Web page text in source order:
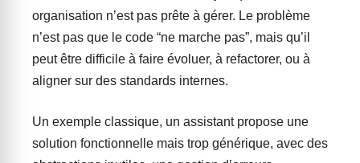
organisation n’est pas prête à gérer. Le problème
n’est pas que le code “ne marche pas”, mais qu’il
peut être difficile à faire évoluer, à refactorer, ou à
aligner sur des standards internes.
Un exemple classique, un assistant propose une
solution fonctionnelle mais trop générique, avec des